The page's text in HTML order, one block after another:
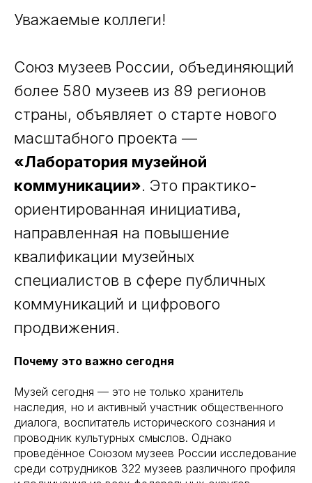
Уважаемые коллеги!
Союз музеев России, объединяющий
более 580 музеев из 89 регионов
страны, объявляет о старте нового
масштабного проекта —
«Лаборатория музейной
коммуникации». Это практико-
ориентированная инициатива,
направленная на повышение
квалификации музейных
специалистов в сфере публичных
коммуникаций и цифрового
продвижения.
Почему это важно сегодня
Музей сегодня — это не только хранитель
наследия, но и активный участник общественного
диалога, воспитатель исторического сознания и
проводник культурных смыслов. Однако
проведённое Союзом музеев России исследование
среди сотрудников 322 музеев различного профиля